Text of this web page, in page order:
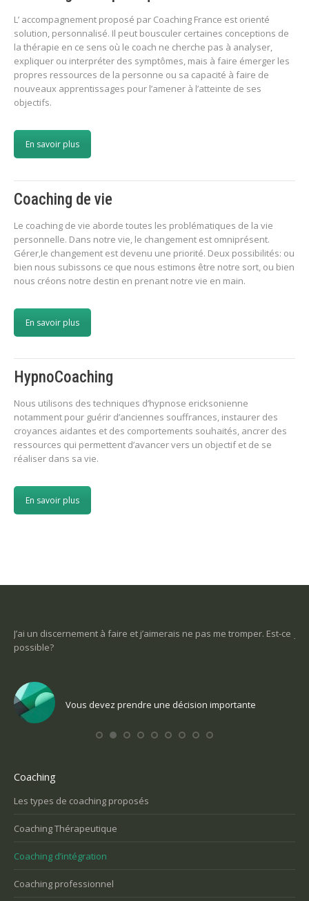
L’ accompagnement proposé par Coaching France est orienté
solution, personnalisé. Il peut bousculer certaines conceptions de
la thérapie en ce sens où le coach ne cherche pas à analyser,
expliquer ou interpréter des symptômes, mais à faire émerger les
propres ressources de la personne ou sa capacité à faire de
nouveaux apprentissages pour l’amener à l’atteinte de ses
objectifs.
En savoir plus
Coaching de vie
Le coaching de vie aborde toutes les problématiques de la vie
personnelle. Dans notre vie, le changement est omniprésent.
Gérer,le changement est devenu une priorité. Deux possibilités: ou
bien nous subissons ce que nous estimons être notre sort, ou bien
nous créons notre destin en prenant notre vie en main.
En savoir plus
HypnoCoaching
Nous utilisons des techniques d’hypnose ericksonienne
notamment pour guérir d’anciennes souffrances, instaurer des
croyances aidantes et des comportements souhaités, ancrer des
ressources qui permettent d’avancer vers un objectif et de se
réaliser dans sa vie.
En savoir plus
J’ai un discernement à faire et j’aimerais ne pas me tromper. Est-ce
possible?
Vous devez prendre une décision importante
Coaching
Les types de coaching proposés
Coaching Thérapeutique
Coaching d’intégration
Coaching professionnel